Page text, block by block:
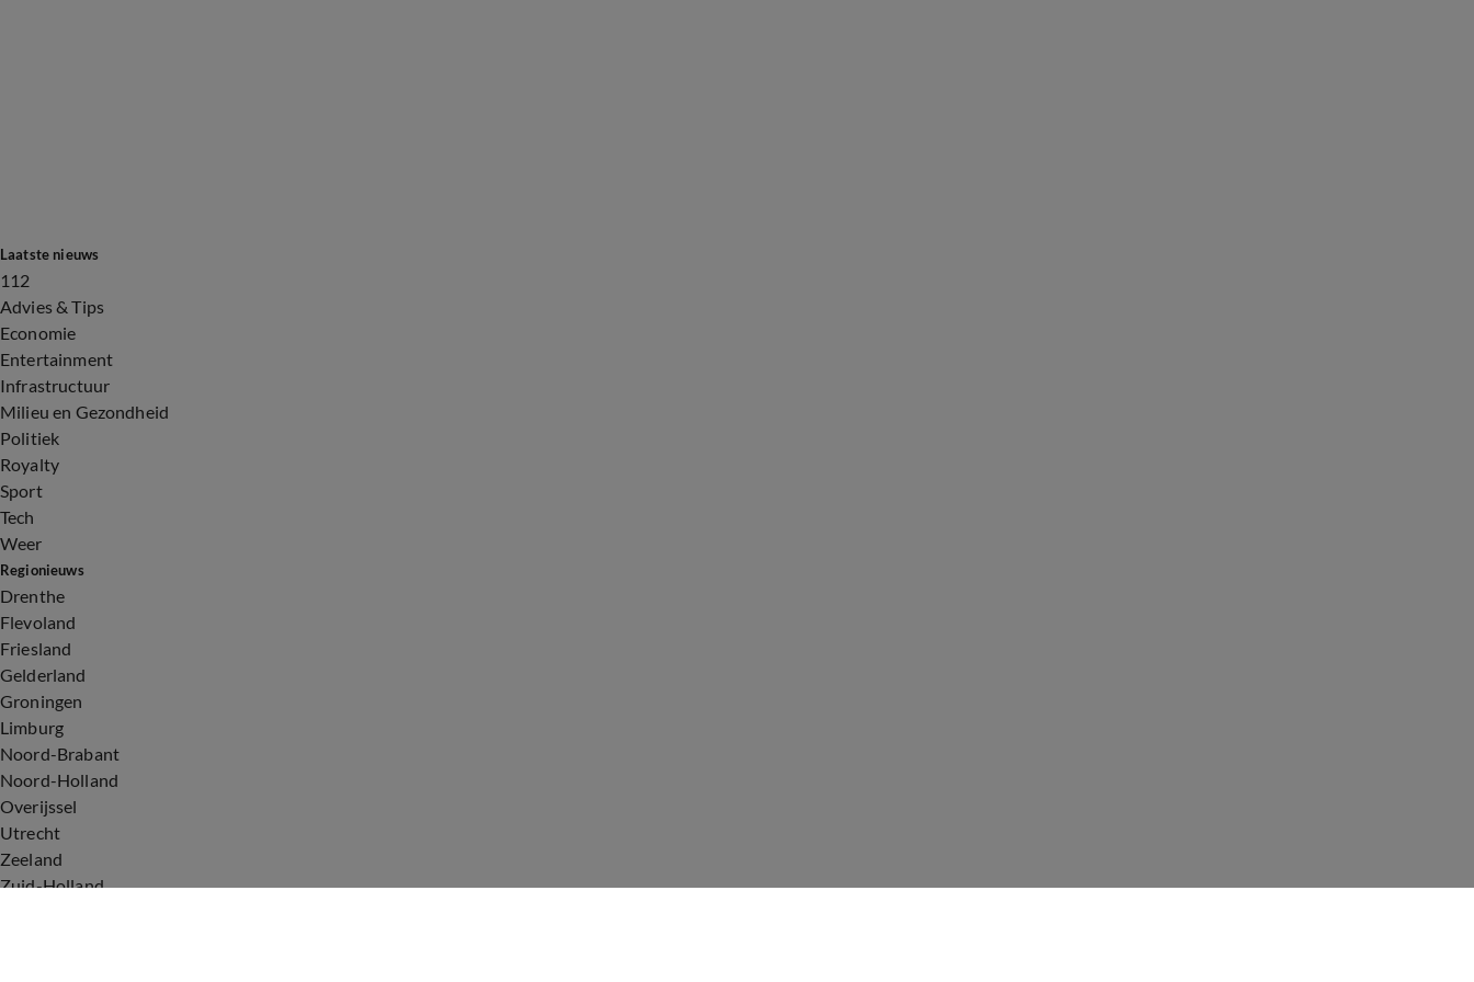
Laatste nieuws
112
Advies & Tips
Economie
Entertainment
Infrastructuur
Milieu en Gezondheid
Politiek
Royalty
Sport
Tech
Weer
Regionieuws
Drenthe
Flevoland
Friesland
Gelderland
Groningen
Limburg
Noord-Brabant
Noord-Holland
Overijssel
Utrecht
Zeeland
Zuid-Holland